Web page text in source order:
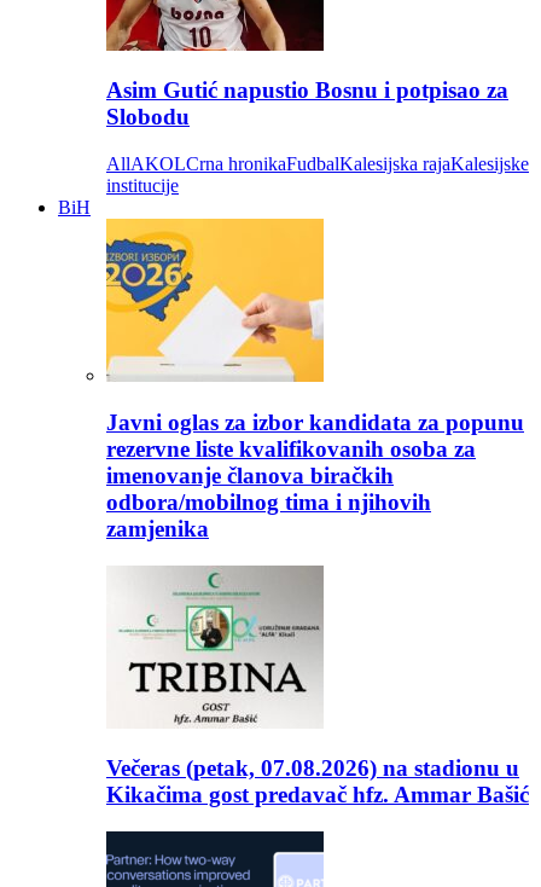
Asim Gutić napustio Bosnu i potpisao za
Slobodu
AllAKOLCrna hronikaFudbalKalesijska rajaKalesijske
institucije
BiH
Javni oglas za izbor kandidata za popunu
rezervne liste kvalifikovanih osoba za
imenovanje članova biračkih
odbora/mobilnog tima i njihovih
zamjenika
Večeras (petak, 07.08.2026) na stadionu u
Kikačima gost predavač hfz. Ammar Bašić